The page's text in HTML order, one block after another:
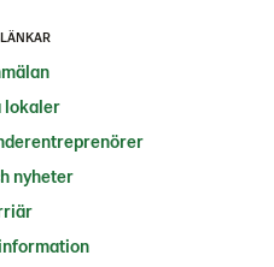
lokaler
nyheter